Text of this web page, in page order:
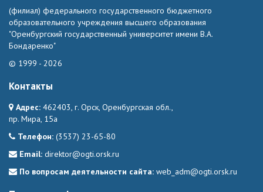
(филиал) федерального государственного бюджетного
образовательного учреждения высшего образования
"Оренбургский государственный университет имени В.А.
Бондаренко"
© 1999 - 2026
Контакты
Адрес: 462403, г. Орск, Оренбургская обл.,
пр. Мира, 15а
Телефон: (3537) 23-65-80
Email: direktor@ogti.orsk.ru
По вопросам деятельности сайта: web_adm@ogti.orsk.ru